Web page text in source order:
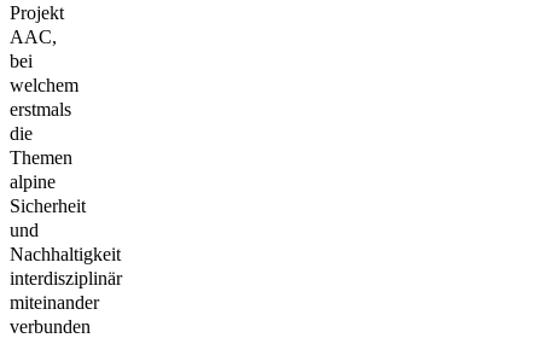
Projekt
AAC,
bei
welchem
erstmals
die
Themen
alpine
Sicherheit
und
Nachhaltigkeit
interdisziplinär
miteinander
verbunden